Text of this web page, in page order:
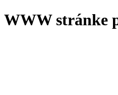
WWW stránke